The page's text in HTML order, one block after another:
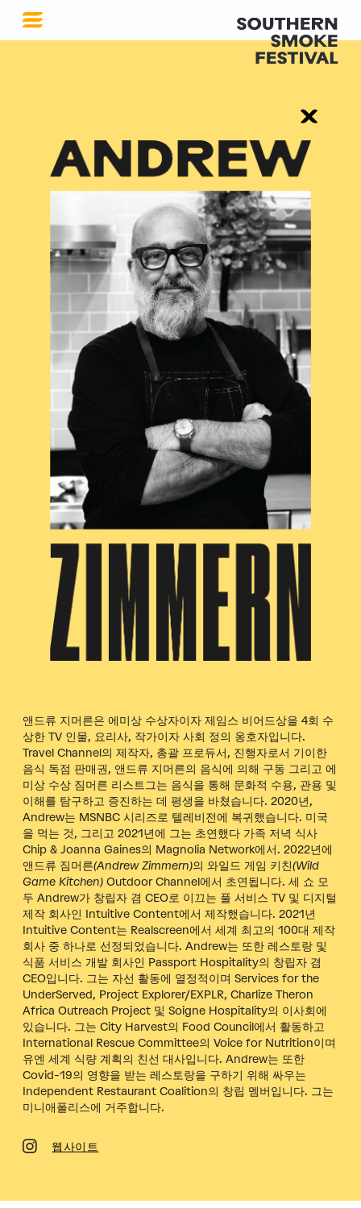
앤드류 지머른은 에미상 수상자이자 제임스 비어드상을 4회 수
상한 TV 인물, 요리사, 작가이자 사회 정의 옹호자입니다.
Travel Channel의 제작자, 총괄 프로듀서, 진행자로서 기이한
음식 독점 판매권, 앤드류 지머른의 음식에 의해 구동 그리고 에
미상 수상 짐머른 리스트그는 음식을 통해 문화적 수용, 관용 및
이해를 탐구하고 증진하는 데 평생을 바쳤습니다. 2020년,
Andrew는 MSNBC 시리즈로 텔레비전에 복귀했습니다. 미국
을 먹는 것, 그리고 2021년에 그는 초연했다 가족 저녁 식사
Chip & Joanna Gaines의 Magnolia Network에서. 2022년에
앤드류 짐머른(Andrew Zimmern)의 와일드 게임 키친(Wild
Game Kitchen) Outdoor Channel에서 초연됩니다. 세 쇼 모
두 Andrew가 창립자 겸 CEO로 이끄는 풀 서비스 TV 및 디지털
제작 회사인 Intuitive Content에서 제작했습니다. 2021년
Intuitive Content는 Realscreen에서 세계 최고의 100대 제작
회사 중 하나로 선정되었습니다. Andrew는 또한 레스토랑 및
식품 서비스 개발 회사인 Passport Hospitality의 창립자 겸
CEO입니다. 그는 자선 활동에 열정적이며 Services for the
UnderServed, Project Explorer/EXPLR, Charlize Theron
Africa Outreach Project 및 Soigne Hospitality의 이사회에
있습니다. 그는 City Harvest의 Food Council에서 활동하고
International Rescue Committee의 Voice for Nutrition이며
유엔 세계 식량 계획의 친선 대사입니다. Andrew는 또한
Covid-19의 영향을 받는 레스토랑을 구하기 위해 싸우는
Independent Restaurant Coalition의 창립 멤버입니다. 그는
미니애폴리스에 거주합니다.
웹사이트